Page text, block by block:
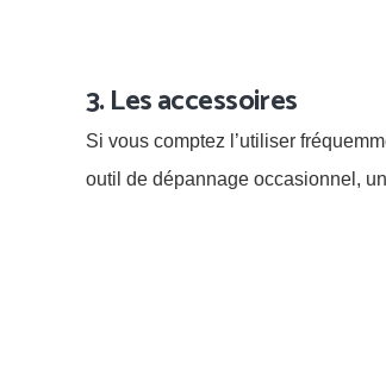
3. Les accessoires
Si vous comptez l’utiliser
outil de dépannage occasionnel,